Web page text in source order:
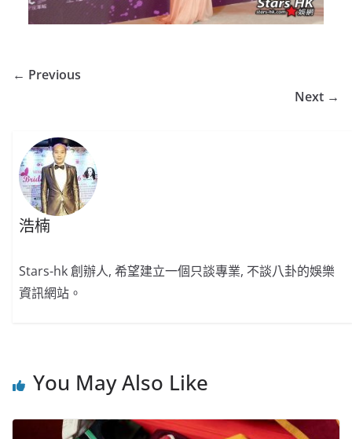
← Previous
Next →
浩楠
Stars-hk 創辦人, 希望建立一個只談專業, 不談八卦的娛樂
資訊網站。
You May Also Like